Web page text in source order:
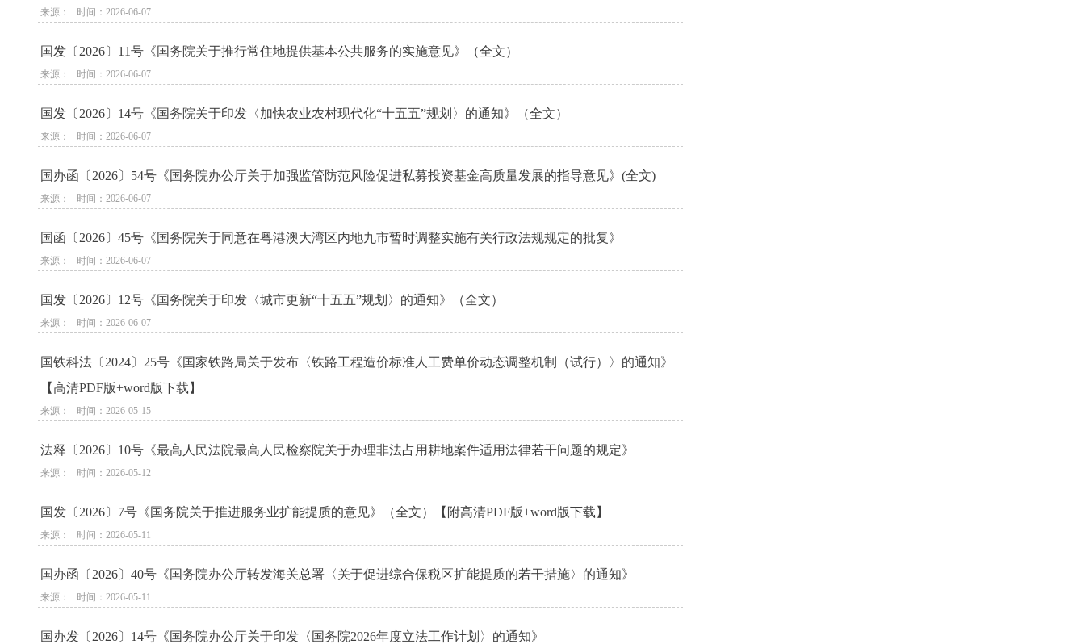
来源：   时间：2026-06-07
国发〔2026〕11号《国务院关于推行常住地提供基本公共服务的实施意见》（全文）
来源：   时间：2026-06-07
国发〔2026〕14号《国务院关于印发〈加快农业农村现代化“十五五”规划〉的通知》（全文）
来源：   时间：2026-06-07
国办函〔2026〕54号《国务院办公厅关于加强监管防范风险促进私募投资基金高质量发展的指导意见》(全文)
来源：   时间：2026-06-07
国函〔2026〕45号《国务院关于同意在粤港澳大湾区内地九市暂时调整实施有关行政法规规定的批复》
来源：   时间：2026-06-07
国发〔2026〕12号《国务院关于印发〈城市更新“十五五”规划〉的通知》（全文）
来源：   时间：2026-06-07
国铁科法〔2024〕25号《国家铁路局关于发布〈铁路工程造价标准人工费单价动态调整机制（试行）〉的通知》
【高清PDF版+word版下载】
来源：   时间：2026-05-15
法释〔2026〕10号《最高人民法院最高人民检察院关于办理非法占用耕地案件适用法律若干问题的规定》
来源：   时间：2026-05-12
国发〔2026〕7号《国务院关于推进服务业扩能提质的意见》（全文）【附高清PDF版+word版下载】
来源：   时间：2026-05-11
国办函〔2026〕40号《国务院办公厅转发海关总署〈关于促进综合保税区扩能提质的若干措施〉的通知》
来源：   时间：2026-05-11
国办发〔2026〕14号《国务院办公厅关于印发〈国务院2026年度立法工作计划〉的通知》